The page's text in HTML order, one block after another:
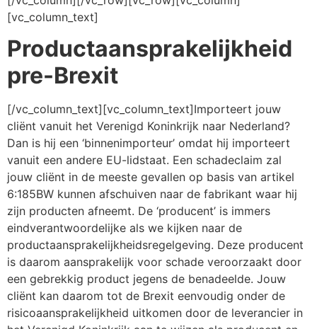
[vc_column_text]
Productaansprakelijkheid
pre-Brexit
[/vc_column_text][vc_column_text]Importeert jouw
cliënt vanuit het Verenigd Koninkrijk naar Nederland?
Dan is hij een ‘binnenimporteur’ omdat hij importeert
vanuit een andere EU-lidstaat. Een schadeclaim zal
jouw cliënt in de meeste gevallen op basis van artikel
6:185BW kunnen afschuiven naar de fabrikant waar hij
zijn producten afneemt. De ‘producent’ is immers
eindverantwoordelijke als we kijken naar de
productaansprakelijkheidsregelgeving. Deze producent
is daarom aansprakelijk voor schade veroorzaakt door
een gebrekkig product jegens de benadeelde. Jouw
cliënt kan daarom tot de Brexit eenvoudig onder de
risicoaansprakelijkheid uitkomen door de leverancier in